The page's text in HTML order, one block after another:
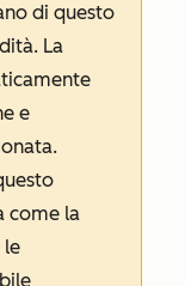
di questo
La
e
come la
le